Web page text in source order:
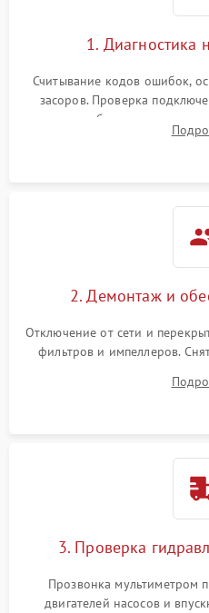
циркуляционным насосом
1. Диагностика
Считывание кодов ошибок,
засоров. Проверка
жалоб на отсутствие
разбрызгивателей или
2. Демонтаж и
Отключение от сети и
фильтров и импеллеров.
циркуляционному
3. Проверка
Прозвонка мультиметром
двигателей насосов и